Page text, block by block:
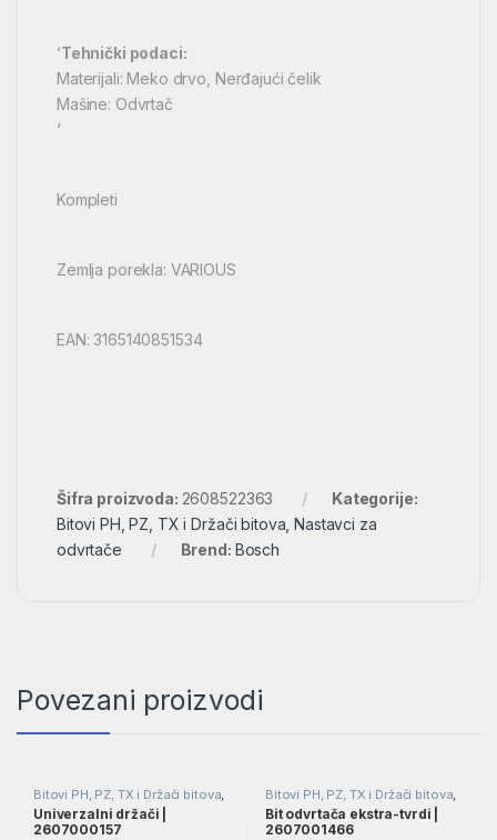
‘Tehnički podaci:
Materijali: Meko drvo, Nerđajući čelik
Mašine: Odvrtač
‘
Kompleti
Zemlja porekla: VARIOUS
EAN: 3165140851534
Šifra proizvoda: 2608522363
Kategorije:
Bitovi PH, PZ, TX i Držači bitova ,Nastavci za
odvrtače
Brend: Bosch
Povezani proizvodi
Bitovi PH, PZ, TX i Držači bitova
Nastavci za odvrtače
Univerzalni držači |
2607000157
Bitovi PH, PZ, TX i Držači bitova
Nastavci za odvrtač Nastavci za
odvrtače
Bit odvrtača ekstra-tvrdi |
2607001466